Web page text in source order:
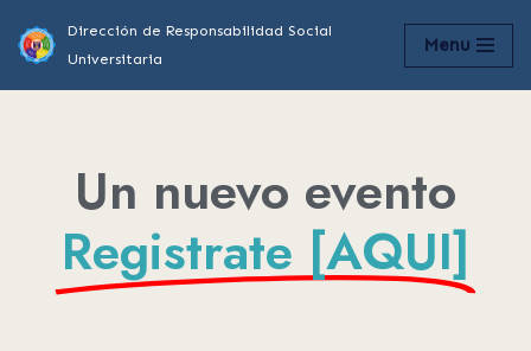
Saltar
al
Dirección de Responsabilidad Social
Universitaria
Menu
Un nuevo evento
Registrate [AQUI]